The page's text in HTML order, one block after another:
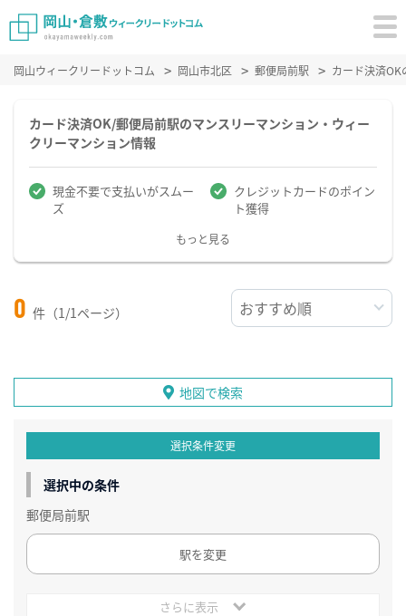
岡山ウィークリードットコム 岡山市北区 郵便局前駅 カード決済
カード決済OK/郵便局前駅のマンスリーマンション・ウィー
クリーマンション情報
現金不要で支払いがスムー
ズ
クレジットカードのポイン
ト獲得
もっと見る
0 件（1/1ページ）
地図で検索
選択条件変更
選択中の条件
郵便局前駅
駅を変更
さらに表示